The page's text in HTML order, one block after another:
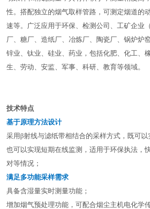
性。搭配独立的烟气取样管路，可测定烟道的
速等。广泛应用于环保、检测公司、工矿企业
厂、糖厂、造纸厂、冶炼厂、陶瓷厂、锅炉炉
锌业、钛业、硅业、药业，包括化肥、化工、
生、劳动、安监、军事、科研、教育等领域。
技术特点
基于原理方法设计
采用 β射线与滤纸带相结合的采样方式，既可以
也可以实现短期在线监测，适用于环保执法，
对等情况；
满足多功能采样需求
具备含湿量实时测量功能；
增加烟气预处理功能，可配合烟尘主机电化学